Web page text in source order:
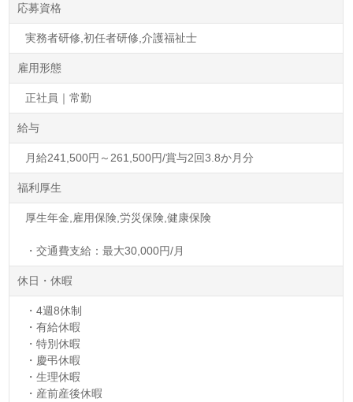
応募資格
実務者研修,初任者研修,介護福祉士
雇用形態
正社員｜常勤
給与
月給241,500円～261,500円/賞与2回3.8か月分
福利厚生
厚生年金,雇用保険,労災保険,健康保険
・交通費支給：最大30,000円/月
休日・休暇
・4週8休制
・有給休暇
・特別休暇
・慶弔休暇
・生理休暇
・産前産後休暇